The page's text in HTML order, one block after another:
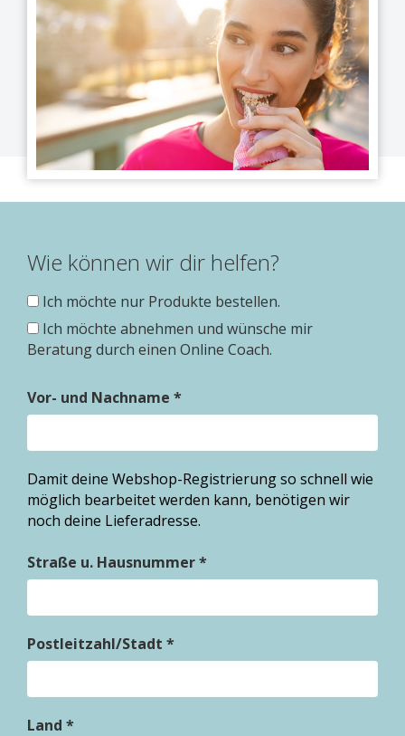
Wie können wir dir helfen?
Ich möchte nur Produkte bestellen.
Ich möchte abnehmen und wünsche mir
Beratung durch einen Online Coach.
Vor- und Nachname *
Damit deine Webshop-Registrierung so schnell wie
möglich bearbeitet werden kann, benötigen wir
noch deine Lieferadresse.
Straße u. Hausnummer *
Postleitzahl/Stadt *
Land *